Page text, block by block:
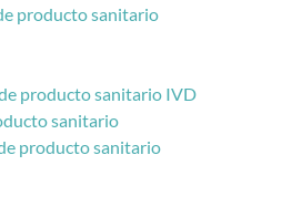
producto sanitario
producto sanitario IVD
sanitario
producto sanitario